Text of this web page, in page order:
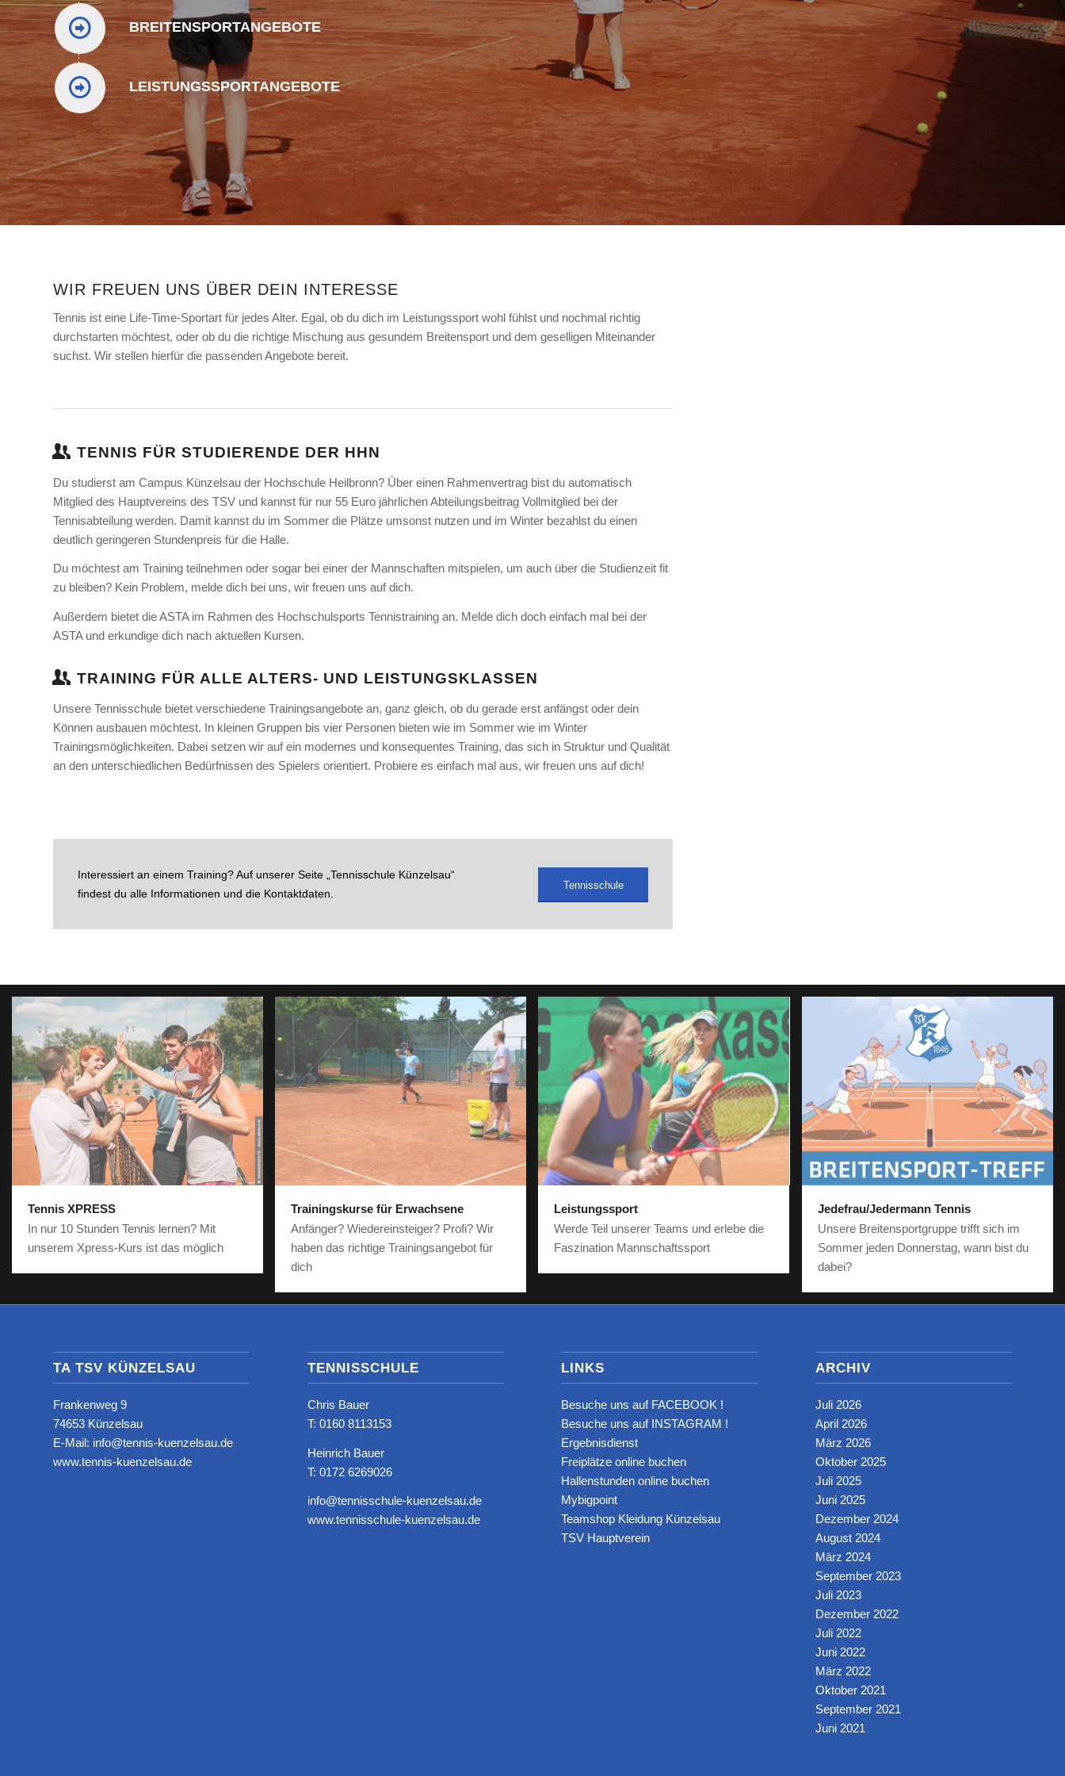
BREITENSPORTANGEBOTE
LEISTUNGSSPORTANGEBOTE
WIR FREUEN UNS ÜBER DEIN INTERESSE
Tennis ist eine Life-Time-Sportart für jedes Alter. Egal, ob du dich im Leistungssport wohl fühlst und nochmal richtig
durchstarten möchtest, oder ob du die richtige Mischung aus gesundem Breitensport und dem geselligen Miteinander
suchst. Wir stellen hierfür die passenden Angebote bereit.
TENNIS FÜR STUDIERENDE DER HHN
Du studierst am Campus Künzelsau der Hochschule Heilbronn? Über einen Rahmenvertrag bist du automatisch
Mitglied des Hauptvereins des TSV und kannst für nur 55 Euro jährlichen Abteilungsbeitrag Vollmitglied bei der
Tennisabteilung werden. Damit kannst du im Sommer die Plätze umsonst nutzen und im Winter bezahlst du einen
deutlich geringeren Stundenpreis für die Halle.
Du möchtest am Training teilnehmen oder sogar bei einer der Mannschaften mitspielen, um auch über die Studienzeit fit
zu bleiben? Kein Problem, melde dich bei uns, wir freuen uns auf dich.
Außerdem bietet die ASTA im Rahmen des Hochschulsports Tennistraining an. Melde dich doch einfach mal bei der
ASTA und erkundige dich nach aktuellen Kursen.
TRAINING FÜR ALLE ALTERS- UND LEISTUNGSKLASSEN
Unsere Tennisschule bietet verschiedene Trainingsangebote an, ganz gleich, ob du gerade erst anfängst oder dein
Können ausbauen möchtest. In kleinen Gruppen bis vier Personen bieten wie im Sommer wie im Winter
Trainingsmöglichkeiten. Dabei setzen wir auf ein modernes und konsequentes Training, das sich in Struktur und Qualität
an den unterschiedlichen Bedürfnissen des Spielers orientiert. Probiere es einfach mal aus, wir freuen uns auf dich!
Interessiert an einem Training? Auf unserer Seite „Tennisschule Künzelsau“
findest du alle Informationen und die Kontaktdaten.
Tennisschule
Tennis XPRESS
In nur 10 Stunden Tennis lernen? Mit
unserem Xpress-Kurs ist das möglich
Trainingskurse für Erwachsene
Anfänger? Wiedereinsteiger? Profi? Wir
haben das richtige Trainingsangebot für
dich
Leistungssport
Werde Teil unserer Teams und erlebe die
Faszination Mannschaftssport
Jedefrau/Jedermann Tennis
Unsere Breitensportgruppe trifft sich im
Sommer jeden Donnerstag, wann bist du
dabei?
TA TSV KÜNZELSAU
Frankenweg 9
74653 Künzelsau
E-Mail: info@tennis-kuenzelsau.de
www.tennis-kuenzelsau.de
TENNISSCHULE
Chris Bauer
T: ‭0160 8113153‬
Heinrich Bauer
T: 0172 6269026
info@tennisschule-kuenzelsau.de
www.tennisschule-kuenzelsau.de
LINKS
Besuche uns auf FACEBOOK !
Besuche uns auf INSTAGRAM !
Ergebnisdienst
Freiplätze online buchen
Hallenstunden online buchen
Mybigpoint
Teamshop Kleidung Künzelsau
TSV Hauptverein
ARCHIV
Juli 2026
April 2026
März 2026
Oktober 2025
Juli 2025
Juni 2025
Dezember 2024
August 2024
März 2024
September 2023
Juli 2023
Dezember 2022
Juli 2022
Juni 2022
März 2022
Oktober 2021
September 2021
Juni 2021